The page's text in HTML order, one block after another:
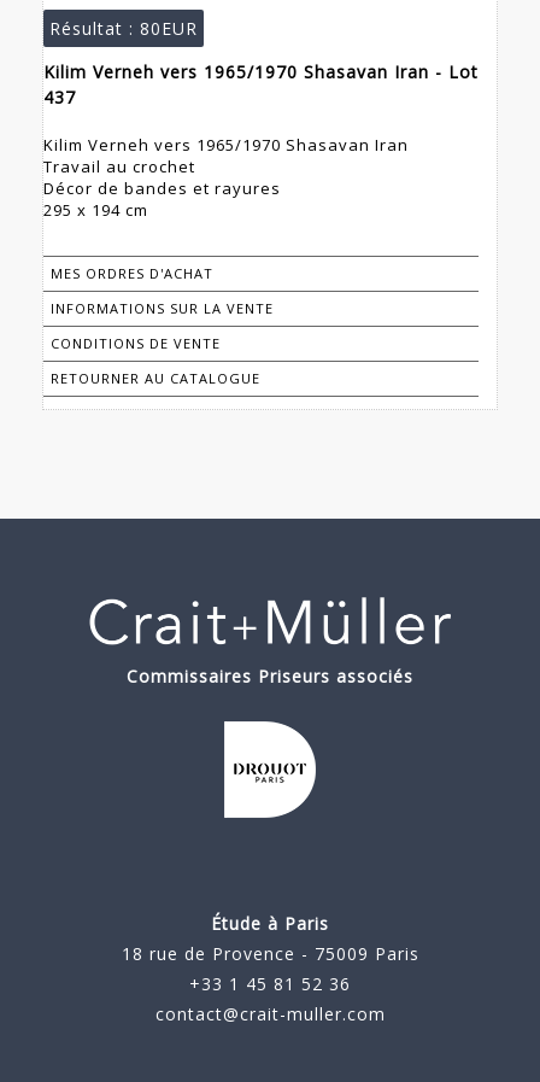
Résultat : 80EUR
Kilim Verneh vers 1965/1970 Shasavan Iran - Lot
437
Kilim Verneh vers 1965/1970 Shasavan Iran
Travail au crochet
Décor de bandes et rayures
295 x 194 cm
MES ORDRES D'ACHAT
INFORMATIONS SUR LA VENTE
CONDITIONS DE VENTE
RETOURNER AU CATALOGUE
Commissaires Priseurs associés
Étude à Paris
18 rue de Provence - 75009 Paris
+33 1 45 81 52 36
contact@crait-muller.com